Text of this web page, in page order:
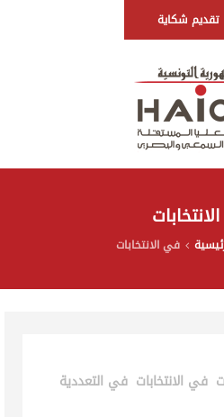
تقديم شكاية
في الانتخابات
في الانتخابات في التعددية